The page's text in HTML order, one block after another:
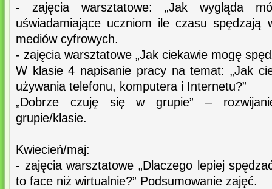
- zajęcia warsztatowe: „Jak wygląda
uświadamiające uczniom ile czasu
mediów cyfrowych.
- zajęcia warsztatowe „Jak ciekawie mogę
W klasie 4 napisanie pracy na temat: „Jak
używania telefonu, komputera i Internetu?”
„Dobrze czuję się w grupie” –
grupie/klasie.
Kwiecień/maj:
- zajęcia warsztatowe „Dlaczego lepiej
to face niż wirtualnie?” Podsumowanie zajęć.